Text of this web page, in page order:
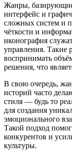
Жанры,
интерфейс и
сложных систем и
чёткости и
иконография
управления. Такие
воспринимать
решения, что
В свою очередь,
историй часто
стиля — будь то
для создания
эмоционального
Такой подход
конкурентов и
культуры.